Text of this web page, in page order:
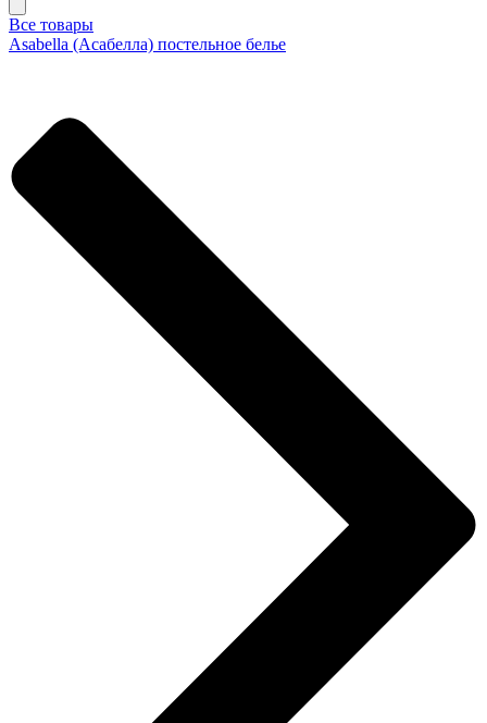
Все товары
Asabella (Асабелла) постельное белье